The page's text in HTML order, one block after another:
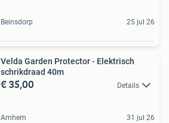
Beinsdorp 25 jul 26
Velda Garden Protector - Elektrisch
schrikdraad 40m
€ 35,00 Details
Arnhem 31 jul 26